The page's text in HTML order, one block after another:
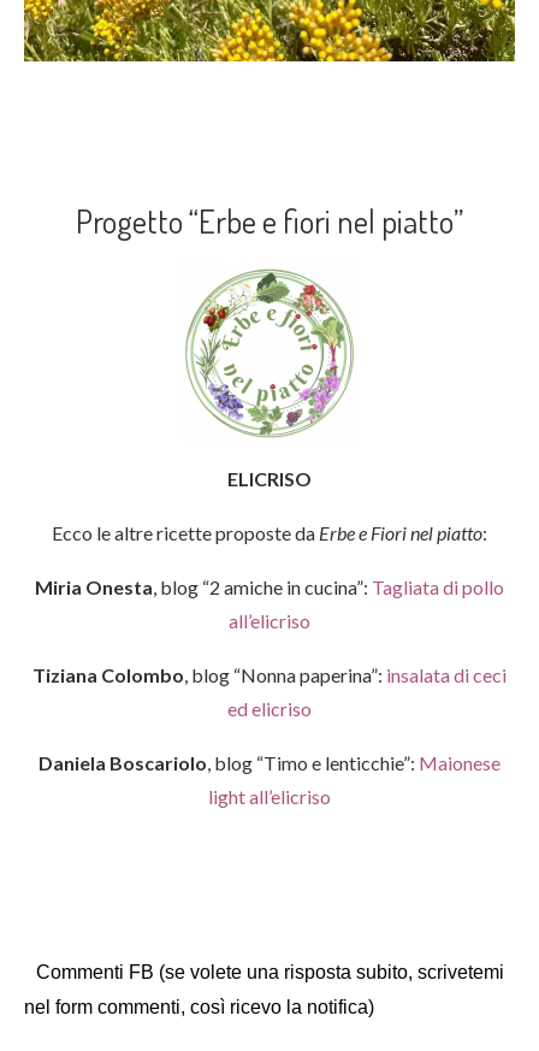
Progetto “Erbe e fiori nel piatto”
ELICRISO
Ecco le altre ricette proposte da Erbe e Fiori nel piatto:
Miria Onesta, blog “2 amiche in cucina”: Tagliata di pollo
all’elicriso
Tiziana Colombo, blog “Nonna paperina”: insalata di ceci
ed elicriso
Daniela Boscariolo, blog “Timo e lenticchie”: Maionese
light all’elicriso
Commenti FB (se volete una risposta subito, scrivetemi
nel form commenti, così ricevo la notifica)